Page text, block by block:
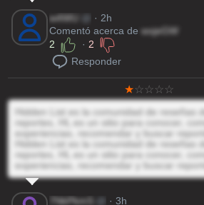
w4WU
· 2h
Comentó acerca de wxjeGW
2
· 2
Responder
Hidden List es la comunidad de reseñas
reportes, HL es un sitio para conocer,
experiencias, recomendar y buscar
Hidden List es la comunidad de reseñas
reportes, HL es un sitio para conocer,
experiencias, recomendar y buscar
7NkPkmS
· 3h